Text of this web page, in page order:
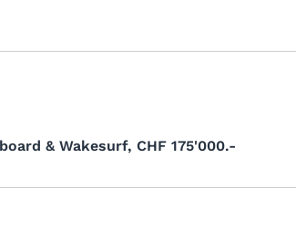
& Wakesurf, CHF 175'000.-